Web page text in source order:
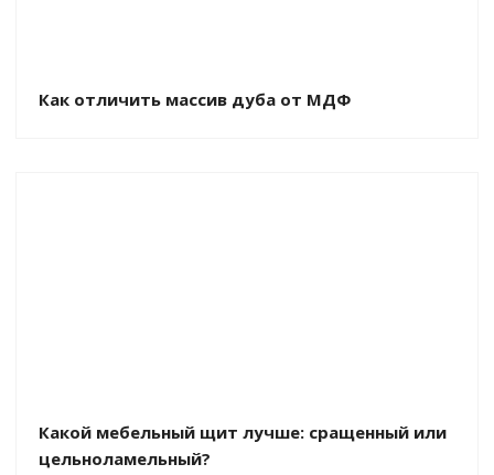
Как отличить массив дуба от МДФ
Какой мебельный щит лучше: сращенный или
цельноламельный?